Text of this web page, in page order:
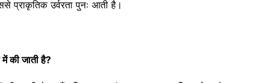
प्राकृतिक उर्वरता पुनः आती है।
की जाती है?